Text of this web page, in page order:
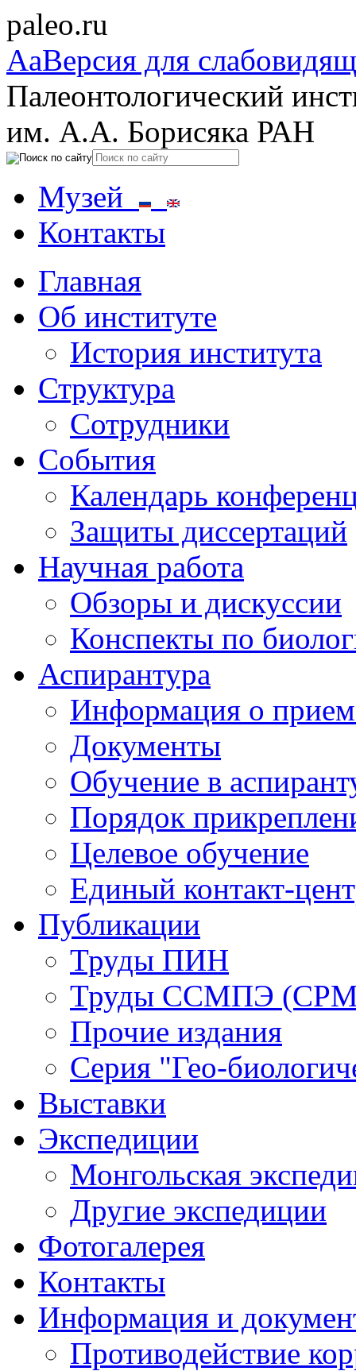
paleo.ru
AaВерсия для
Палеонтологический
им. А.А. Борисяка РАН
Музей
Контакты
Главная
Об институте
История института
Структура
Сотрудники
События
Календарь
Защиты диссертаций
Научная работа
Обзоры и дискуссии
Конспекты по
Аспирантура
Информация о
Документы
Обучение в
Порядок
Целевое обучение
Единый контакт-
Публикации
Труды ПИН
Труды ССМПЭ
Прочие издания
Серия "Гео-
Выставки
Экспедиции
Монгольская
Другие экспедиции
Фотогалерея
Контакты
Информация и
Противодействие